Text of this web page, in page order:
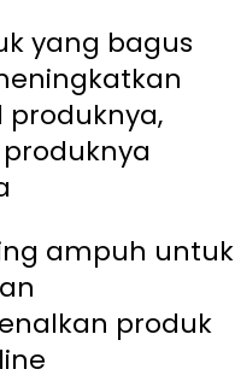
yang bagus
ampuh untuk
produk